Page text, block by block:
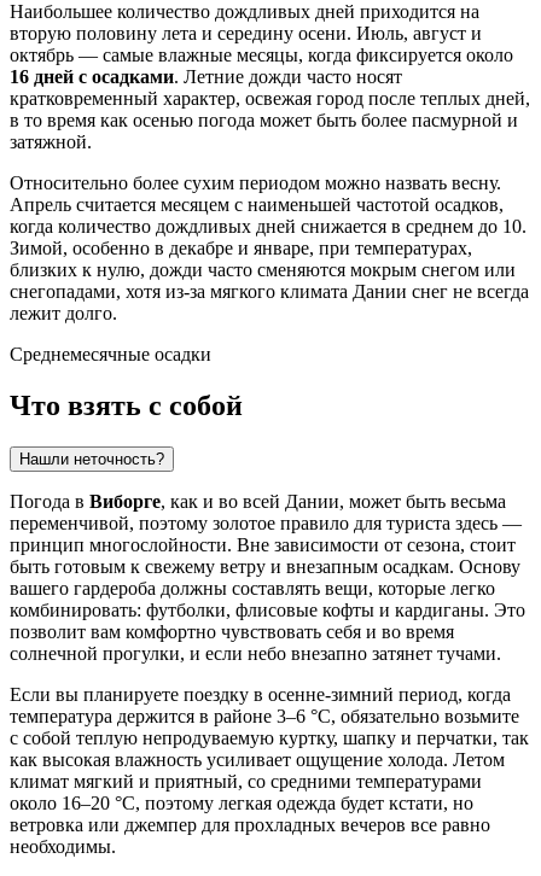
Наибольшее количество дождливых дней приходится на
вторую половину лета и середину осени. Июль, август и
октябрь — самые влажные месяцы, когда фиксируется около
16 дней с осадками. Летние дожди часто носят
кратковременный характер, освежая город после теплых дней,
в то время как осенью погода может быть более пасмурной и
затяжной.
Относительно более сухим периодом можно назвать весну.
Апрель считается месяцем с наименьшей частотой осадков,
когда количество дождливых дней снижается в среднем до 10.
Зимой, особенно в декабре и январе, при температурах,
близких к нулю, дожди часто сменяются мокрым снегом или
снегопадами, хотя из-за мягкого климата Дании снег не всегда
лежит долго.
Среднемесячные осадки
Что взять с собой
Нашли неточность?
Погода в Виборге, как и во всей Дании, может быть весьма
переменчивой, поэтому золотое правило для туриста здесь —
принцип многослойности. Вне зависимости от сезона, стоит
быть готовым к свежему ветру и внезапным осадкам. Основу
вашего гардероба должны составлять вещи, которые легко
комбинировать: футболки, флисовые кофты и кардиганы. Это
позволит вам комфортно чувствовать себя и во время
солнечной прогулки, и если небо внезапно затянет тучами.
Если вы планируете поездку в осенне-зимний период, когда
температура держится в районе 3–6 °C, обязательно возьмите
с собой теплую непродуваемую куртку, шапку и перчатки, так
как высокая влажность усиливает ощущение холода. Летом
климат мягкий и приятный, со средними температурами
около 16–20 °C, поэтому легкая одежда будет кстати, но
ветровка или джемпер для прохладных вечеров все равно
необходимы.